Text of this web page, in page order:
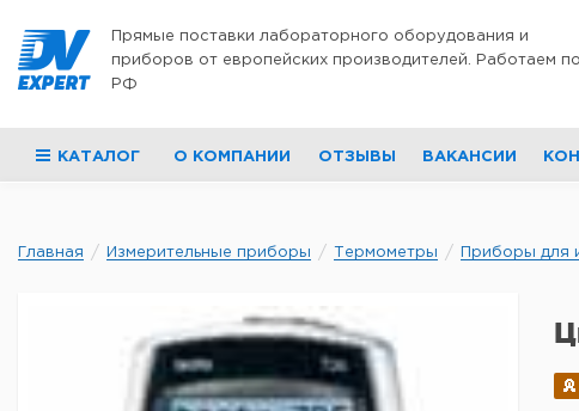
Прямые поставки лабораторного оборудования и
приборов от европейских производителей. Работаем по
РФ
КАТАЛОГ О КОМПАНИИ ОТЗЫВЫ ВАКАНСИИ
Главная Измерительные приборы Термометры Приборы для